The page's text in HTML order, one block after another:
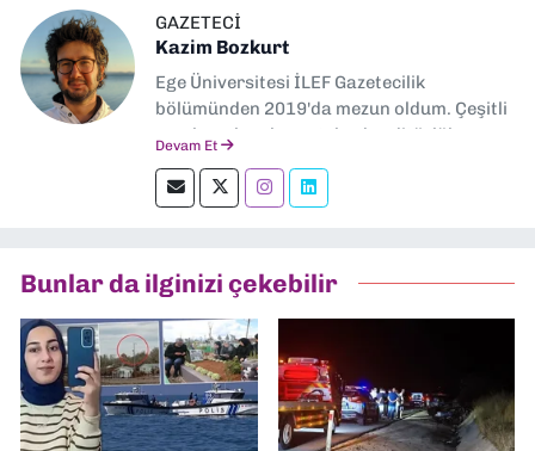
GAZETECI
Kazim Bozkurt
Ege Üniversitesi İLEF Gazetecilik
bölümünden 2019'da mezun oldum. Çeşitli
yerel ve ulusal gazetelerde editörlük,
okumayı severim.
Devam Et
Bunlar da ilginizi çekebilir